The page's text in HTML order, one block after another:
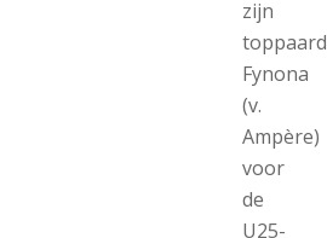
zijn
toppaard
Fynona
(v.
Ampère)
voor
de
U25-